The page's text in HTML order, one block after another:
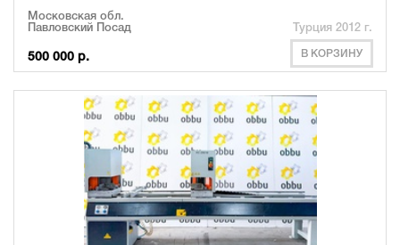
Московская обл.
Павловский Посад
Турция 2012 г.
500 000 р. В КОРЗИНУ